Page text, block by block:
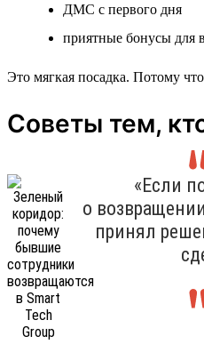
ДМС с первого дня
приятные бонусы для
Это мягкая посадка. Потому
Советы тем,
«Если
о
принял